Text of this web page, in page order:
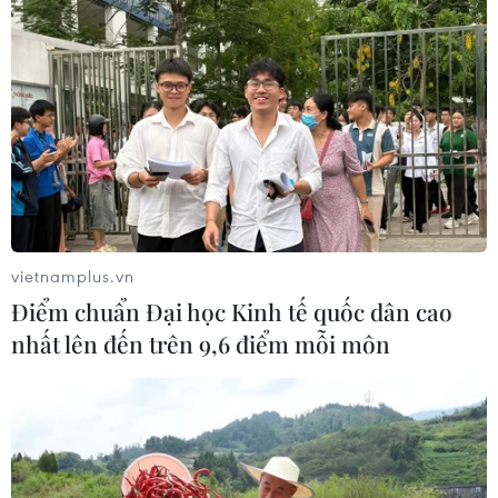
Lực lượng Houthi tấn công quân đội
Yemen, ít nhất 45 binh sỹ thương
vong
06/08/2026 23:57
Xung đột Israel-Hamas: Ít nhất 300
trẻ em thiệt mạng trong 300 ngày
06/08/2026 22:56
vietnamplus.vn
Điểm chuẩn Đại học Kinh tế quốc dân cao
nhất lên đến trên 9,6 điểm mỗi môn